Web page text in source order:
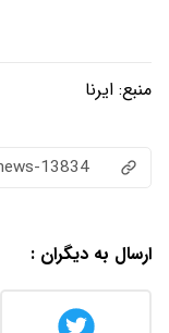
منبع: ایرنا
13834
ارسال به دیگران :